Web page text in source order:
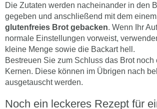
Die Zutaten werden nacheinander in den
gegeben und anschließend mit dem einem
glutenfreies Brot gebacken. Wenn Ihr
normale Einstellungen vorweist,
kleine Menge sowie die Backart hell.
Bestreuen Sie zum Schluss das Brot noch
Kernen. Diese können im Übrigen nach
ausgetauscht werden.
Noch ein leckeres Rezept für